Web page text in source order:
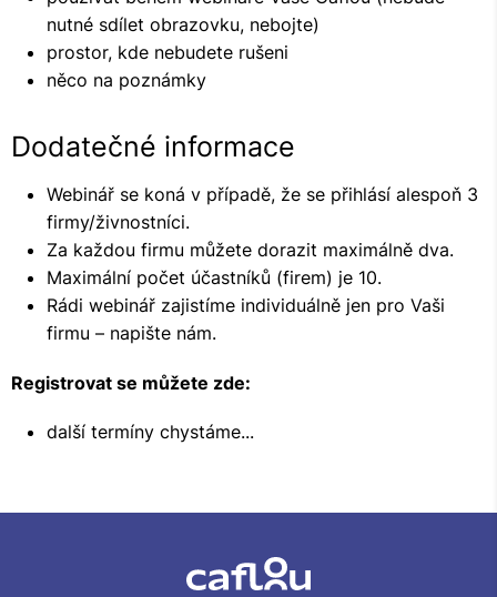
nutné sdílet obrazovku, nebojte)
prostor, kde nebudete rušeni
něco na poznámky
Dodatečné informace
Webinář se koná v případě, že se přihlásí alespoň 3
firmy/živnostníci.
Za každou firmu můžete dorazit maximálně dva.
Maximální počet účastníků (firem) je 10.
Rádi webinář zajistíme individuálně jen pro Vaši
firmu – napište nám.
Registrovat se můžete zde:
další termíny chystáme...